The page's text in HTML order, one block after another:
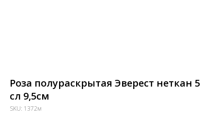
Роза полураскрытая Эверест неткан 5
сл 9,5см
SKU: 1372м